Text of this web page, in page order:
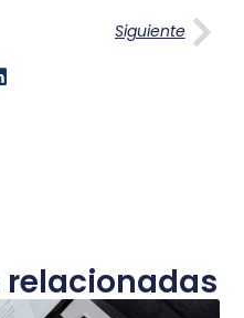
Siguiente